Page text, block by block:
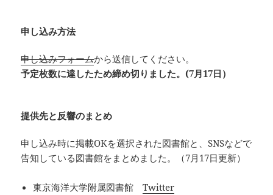
申し込み方法
申し込みフォームから送信してください。
予定枚数に達したため締め切りました。(7月17日）
提供先と反響のまとめ
申し込み時に掲載OKを選択された図書館と、SNSなどで
告知している図書館をまとめました。（7月17日更新）
東京海洋大学附属図書館Twitter